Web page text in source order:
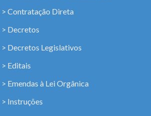
> Contratação Direta
> Decretos
> Decretos Legislativos
> Editais
> Emendas à Lei Orgânica
> Instruções